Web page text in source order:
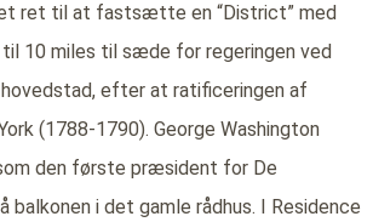
ret til at fastsætte en “District” med
10 miles til sæde for regeringen ved
efter at ratificeringen af
(1788-1790). George Washington
den første præsident for De
balkonen i det gamle rådhus. I Residence